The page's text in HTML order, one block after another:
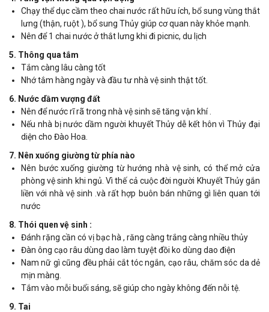
Chạy thể dục cầm theo chai nước rất hữu ích, bổ sung vùng thắt
lưng (thận, ruột ), bổ sung Thủy giúp cơ quan này khỏe mạnh.
Nên để 1 chai nước ở thắt lưng khi đi picnic, du lịch
5. Thông qua tắm
Tắm càng lâu càng tốt
Nhớ tắm hàng ngày và đầu tư nhà vệ sinh thật tốt.
6. Nước dầm vượng đất
Nên để nước rĩ rã trong nhà vệ sinh sẽ tăng vận khí .
Nếu nhà bị nước dầm người khuyết Thủy dễ kết hôn vì Thủy đại
diện cho Đào Hoa.
7. Nên xuống giường từ phía nào
Nên bước xuống giường từ hướng nhà vệ sinh, có thể mở cửa
phòng vệ sinh khi ngủ. Vì thế cả cuộc đời người Khuyết Thủy gắn
liền với nhà vệ sinh .và rất hợp buôn bán những gì liên quan tới
nước
8. Thói quen vệ sinh :
Đánh rặng cần có vị bạc hà , răng càng trắng càng nhiều thủy
Đàn ông cạo râu dùng dao làm tuyệt đồi ko dùng dao điện
Nam nữ gì cũng đều phải cắt tóc ngắn, cạo râu, chăm sóc da dẻ
mịn màng.
Tắm vào mỗi buổi sáng, sẽ giúp cho ngày không đến nỗi tệ.
9. Tai